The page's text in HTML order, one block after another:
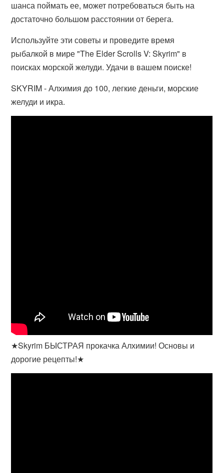
шанса поймать ее, может потребоваться быть на
достаточно большом расстоянии от берега.
Используйте эти советы и проведите время
рыбалкой в мире "The Elder Scrolls V: Skyrim" в
поисках морской желуди. Удачи в вашем поиске!
SKYRIM - Алхимия до 100, легкие деньги, морские
желуди и икра.
★Skyrim БЫСТРАЯ прокачка Алхимии! Основы и
дорогие рецепты!★